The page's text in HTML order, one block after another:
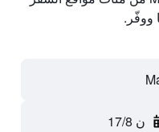
ن 17/8